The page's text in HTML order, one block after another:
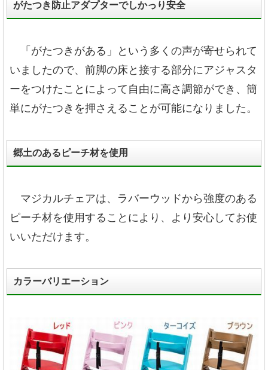
がたつき防止アダプターでしかっり安全
「がたつきがある」という多くの声が寄せられて
いましたので、前脚の床と接する部分にアジャスタ
ーをつけたことによって自由に高さ調節ができ、簡
単にがたつきを押さえることが可能になりました。
郷土のあるピーチ材を使用
マジカルチェアは、ラバーウッドから強度のある
ピーチ材を使用することにより、より安心してお使
いいただけます。
カラーバリエーション